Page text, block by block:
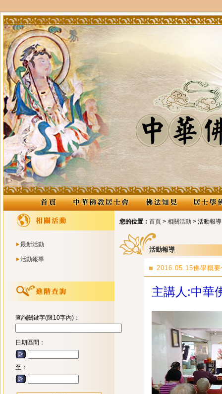
最新活動
活動報導
查詢關鍵字(限10字內)：
日期區間：
至：
您的位置： 首頁 > 相關活動 > 活動報導
活動報導
2016.05.15佛學概
主講人:中華